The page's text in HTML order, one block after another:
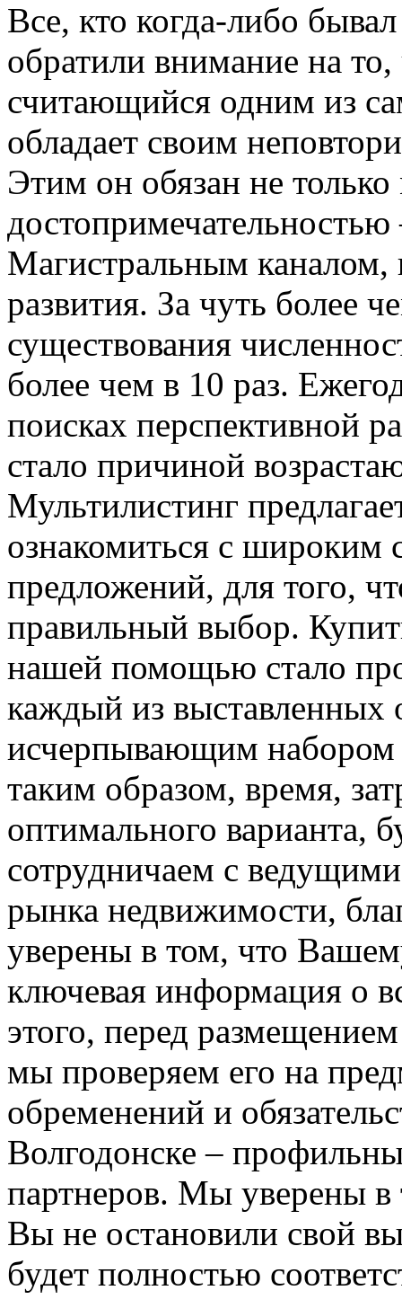
Все, кто когда-либо
обратили внимание на
считающийся одним из
обладает своим
Этим он обязан не
Магистральным каналом,
развития. За чуть более
существования
более чем в 10 раз.
поисках перспективной
стало причиной
Мультилистинг
ознакомиться с широким
предложений, для того,
правильный выбор.
нашей помощью стало
каждый из выставленных
исчерпывающим набором
таким образом, время,
оптимального
сотрудничаем с
рынка недвижимости,
уверены в том, что
ключевая информация о
этого, перед
мы проверяем его на
обременений и
Волгодонске –
партнеров. Мы уверены в
Вы не остановили свой
будет полностью